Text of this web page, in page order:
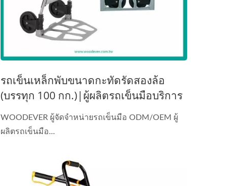
รถเข็นเหล็กพับขนาดกะทัดรัดสองล้อ
(บรรทุก 100 กก.)|ผู้ผลิตรถเข็นมือบริการ
WOODEVER ผู้จัดจำหน่ายรถเข็นมือ ODM/OEM ผู้
ผลิตรถเข็นมือ...